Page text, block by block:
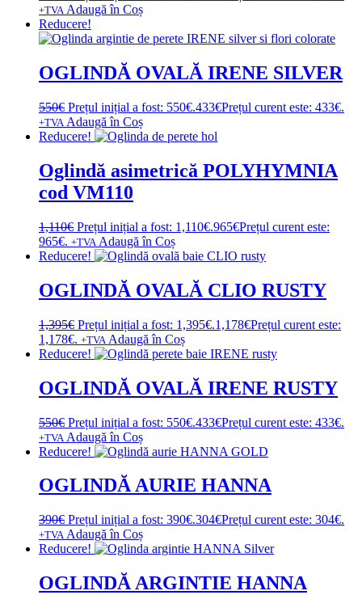
+TVA Adaugă în Coș
Reducere!
OGLINDĂ OVALĂ IRENE SILVER
550€ Prețul inițial a fost: 550€.433€Prețul curent este: 433€.
+TVA Adaugă în Coș
Reducere!
Oglindă asimetrică POLYHYMNIA
cod VM110
1,110€ Prețul inițial a fost: 1,110€.965€Prețul curent este:
965€. +TVA Adaugă în Coș
Reducere!
OGLINDĂ OVALĂ CLIO RUSTY
1,395€ Prețul inițial a fost: 1,395€.1,178€Prețul curent este:
1,178€. +TVA Adaugă în Coș
Reducere!
OGLINDĂ OVALĂ IRENE RUSTY
550€ Prețul inițial a fost: 550€.433€Prețul curent este: 433€.
+TVA Adaugă în Coș
Reducere!
OGLINDĂ AURIE HANNA
390€ Prețul inițial a fost: 390€.304€Prețul curent este: 304€.
+TVA Adaugă în Coș
Reducere!
OGLINDĂ ARGINTIE HANNA